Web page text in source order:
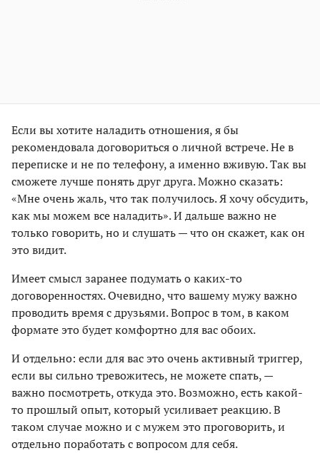
Если вы хотите наладить отношения, я бы
рекомендовала договориться о личной встрече. Не в
переписке и не по телефону, а именно вживую. Так вы
сможете лучше понять друг друга. Можно сказать:
«Мне очень жаль, что так получилось. Я хочу обсудить,
как мы можем все наладить». И дальше важно не
только говорить, но и слушать — что он скажет, как он
это видит.
Имеет смысл заранее подумать о каких-то
договоренностях. Очевидно, что вашему мужу важно
проводить время с друзьями. Вопрос в том, в каком
формате это будет комфортно для вас обоих.
И отдельно: если для вас это очень активный триггер,
если вы сильно тревожитесь, не можете спать, —
важно посмотреть, откуда это. Возможно, есть какой-
то прошлый опыт, который усиливает реакцию. В
таком случае можно и с мужем это проговорить, и
отдельно поработать с вопросом для себя.